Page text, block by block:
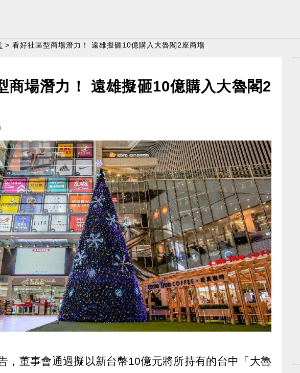
> 看好社區型商場潛力！ 遠雄擬砸10億購入大魯閣2座商場
商場潛力！ 遠雄擬砸10億購入大魯閣2
，董事會通過擬以新台幣10億元將所持有的台中「大魯